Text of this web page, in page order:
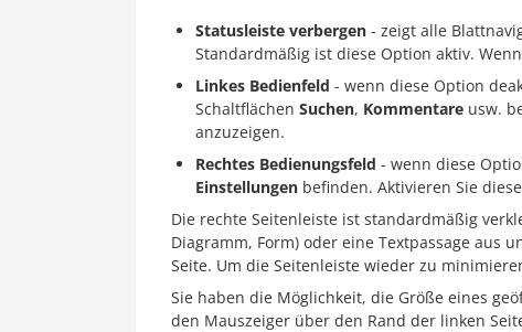
Statusleiste verbergen - zeigt alle
Standardmäßig ist diese Option aktiv.
Linkes Bedienfeld - wenn diese Option
Schaltflächen Suchen, Kommentare usw.
anzuzeigen.
Rechtes Bedienungsfeld - wenn diese
Einstellungen befinden. Aktivieren Sie
Die rechte Seitenleiste ist standardmäßig
Diagramm, Form) oder eine Textpassage aus
Seite. Um die Seitenleiste wieder zu
Sie haben die Möglichkeit, die Größe eines
den Mauszeiger über den Rand der linken